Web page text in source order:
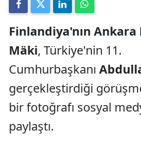
Finlandiya'nın
Mäki, Türkiye'nin 11.
Cumhurbaşkanı
gerçekleştirdiği
bir fotoğrafı sosyal
paylaştı.